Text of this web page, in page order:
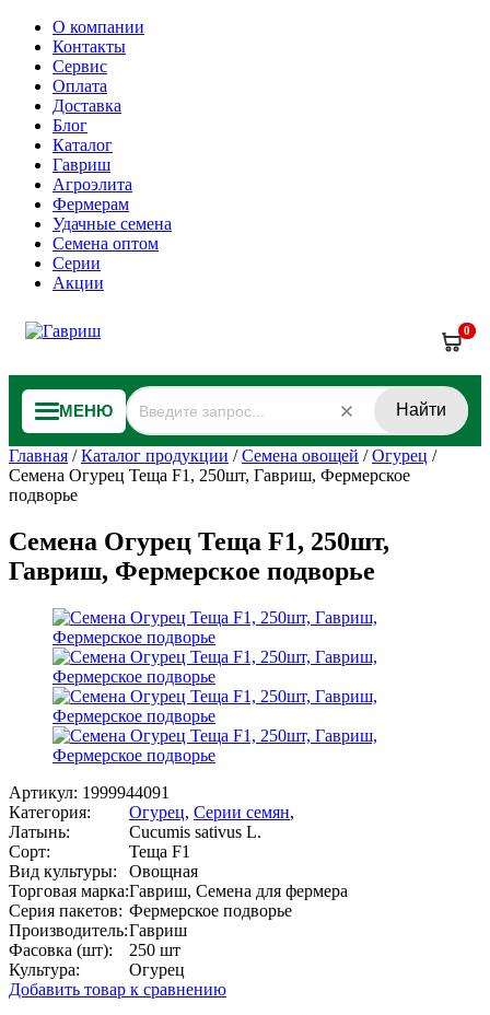
О компании
Контакты
Сервис
Оплата
Доставка
Блог
Каталог
Гавриш
Агроэлита
Фермерам
Удачные семена
Семена оптом
Серии
Акции
0
МЕНЮ Найти
Главная /Каталог продукции /Семена овощей /Огурец /
Семена Огурец Теща F1, 250шт, Гавриш, Фермерское
подворье
Семена Огурец Теща F1, 250шт,
Гавриш, Фермерское подворье
Артикул: 1999944091
Категория:
Огурец, Серии семян,
Латынь:
Cucumis sativus L.
Сорт:
Теща F1
Вид культуры:
Овощная
Торговая марка:Гавриш, Семена для фермера
Серия пакетов: Фермерское подворье
Производитель:Гавриш
Фасовка (шт):
250 шт
Культура:
Огурец
Добавить товар к сравнению